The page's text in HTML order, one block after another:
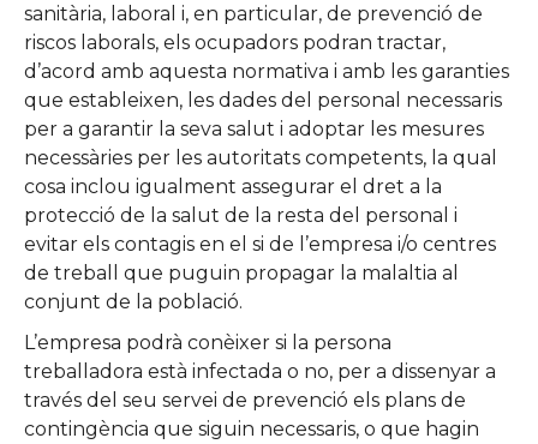
sanitària, laboral i, en particular, de prevenció de
riscos laborals, els ocupadors podran tractar,
d’acord amb aquesta normativa i amb les garanties
que estableixen, les dades del personal necessaris
per a garantir la seva salut i adoptar les mesures
necessàries per les autoritats competents, la qual
cosa inclou igualment assegurar el dret a la
protecció de la salut de la resta del personal i
evitar els contagis en el si de l’empresa i/o centres
de treball que puguin propagar la malaltia al
conjunt de la població.
L’empresa podrà conèixer si la persona
treballadora està infectada o no, per a dissenyar a
través del seu servei de prevenció els plans de
contingència que siguin necessaris, o que hagin